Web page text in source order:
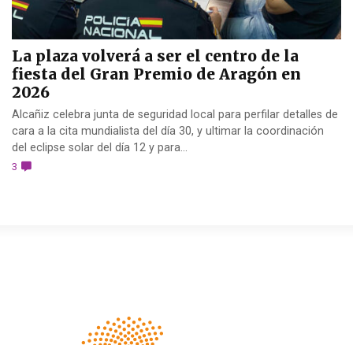
La plaza volverá a ser el centro de la
fiesta del Gran Premio de Aragón en
2026
Alcañiz celebra junta de seguridad local para perfilar detalles de
cara a la cita mundialista del día 30, y ultimar la coordinación
del eclipse solar del día 12 y para...
3